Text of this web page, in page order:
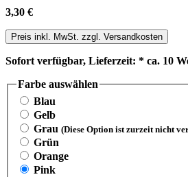
3,30 €
Preis inkl. MwSt. zzgl. Versandkosten
Sofort verfügbar, Lieferzeit: * ca. 10
Farbe auswählen
Blau
Gelb
Grau (Diese Option ist zurzeit nicht
Grün
Orange
Pink